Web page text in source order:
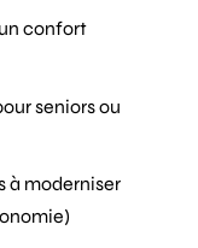
confort
seniors ou
à moderniser